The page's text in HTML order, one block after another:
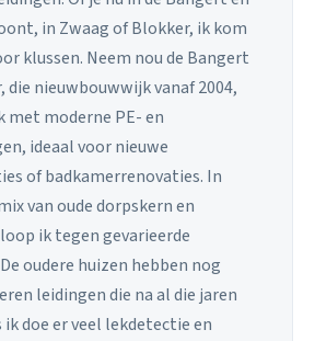
in Zwaag of Blokker, ik kom
klussen. Neem nou de Bangert
die nieuwbouwwijk vanaf 2004,
met moderne PE- en
ideaal voor nieuwe
of badkamerrenovaties. In
van oude dorpskern en
ik tegen gevarieerde
oudere huizen hebben nog
leidingen die na al die jaren
ik doe er veel lekdetectie en